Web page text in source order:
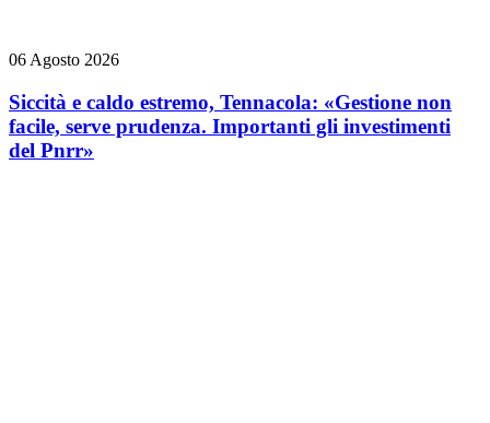
06 Agosto 2026
Siccità e caldo estremo, Tennacola: «Gestione non
facile, serve prudenza. Importanti gli investimenti
del Pnrr»